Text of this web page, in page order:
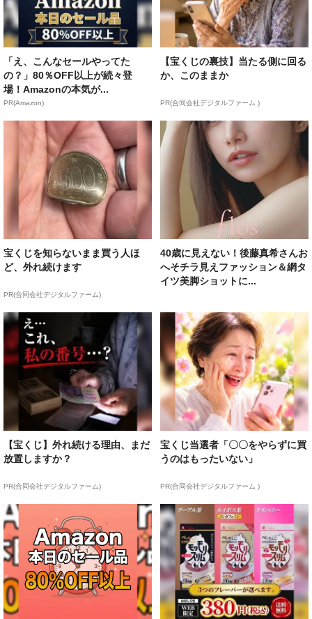
「え、こんなセールやってた
の？」80％OFF以上が続々登
場！Amazonの本気が...
PR(Amazon)
【宝くじの裏技】当たる側に回る
か、このままか
PR(合同会社デジタルファーム )
宝くじを知らないまま買う人ほ
ど、外れ続けます
PR(合同会社デジタルファーム)
40歳に見えない！後藤真希さんお
へそチラ見えファッション＆網タ
イツ美脚ショットに...
【宝くじ】外れ続ける理由、まだ
放置しますか？
PR(合同会社デジタルファーム)
宝くじ当選者「〇〇をやらずに買
うのはもったいない」
PR(合同会社デジタルファーム )